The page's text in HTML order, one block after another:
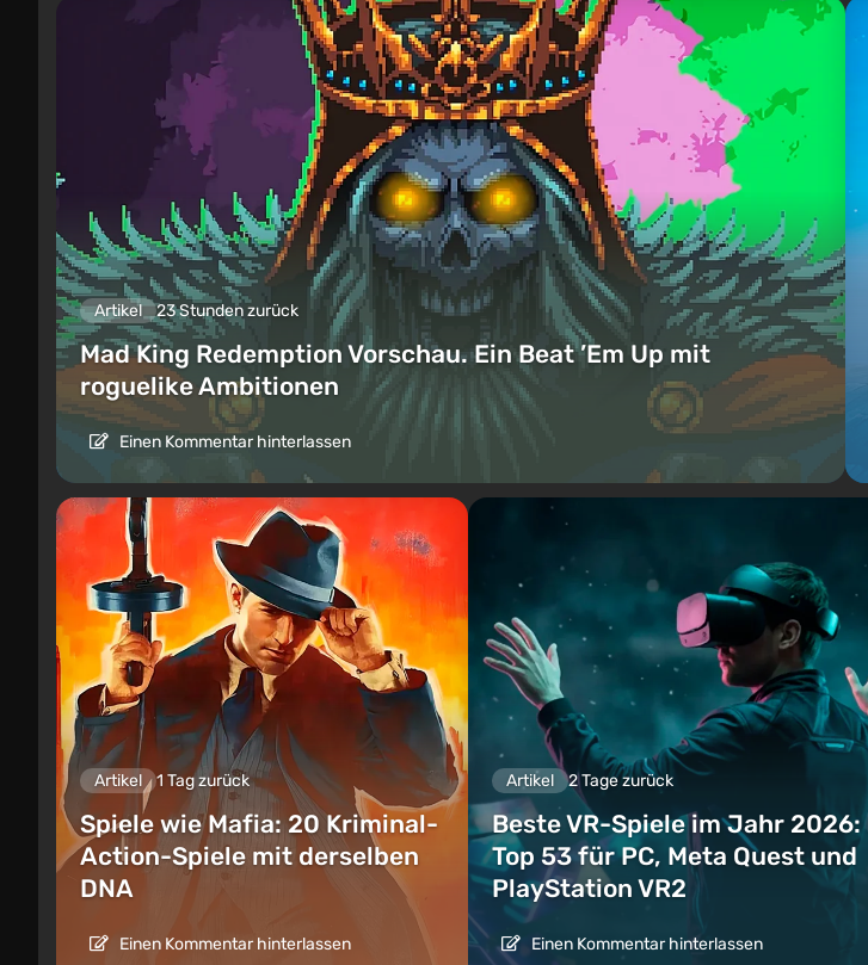
Artikel 23 Stunden zurück
Mad King Redemption Vorschau. Ein Beat ’Em Up mit
roguelike Ambitionen
Einen Kommentar hinterlassen
Artikel 1 Tag zurück
Spiele wie Mafia: 20 Kriminal-
Action-Spiele mit derselben
DNA
Einen Kommentar hinterlassen
Artikel 2 Tage zurück
Beste VR-Spiele im Jahr 2026:
Top 53 für PC, Meta Quest und
PlayStation VR2
Einen Kommentar hinterlassen